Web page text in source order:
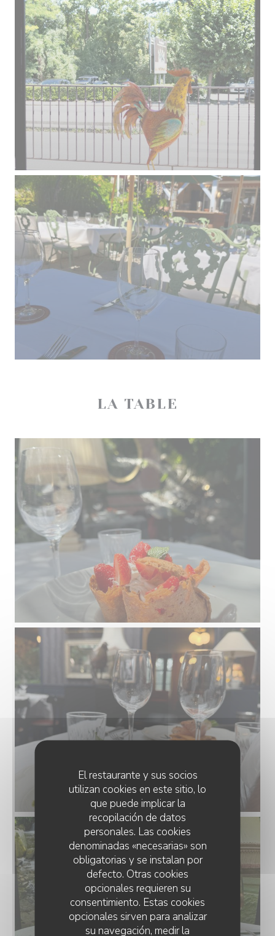
El restaurante y sus socios
utilizan cookies en este sitio, lo
que puede implicar la
recopilación de datos
personales. Las cookies
denominadas «necesarias» son
obligatorias y se instalan por
defecto. Otras cookies
opcionales requieren su
consentimiento. Estas cookies
opcionales sirven para analizar
su navegación, medir la
LA TABLE